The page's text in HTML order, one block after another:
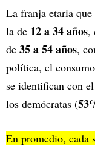
La franja etaria que
la de 12 a 34 años,
de 35 a 54 años,
política, el
se identifican con
los demócratas (
En promedio, cada